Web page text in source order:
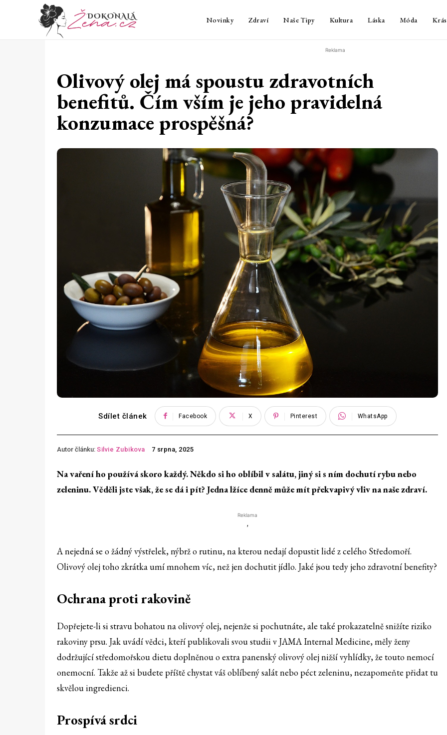
Novinky Zdraví Naše Tipy Kultura Láska Móda
Reklama
Olivový olej má spoustu zdravotních
benefitů. Čím vším je jeho pravidelná
konzumace prospěšná?
Sdílet článek Facebook X Pinterest WhatsApp
Autor článku: Silvie Zubikova 7 srpna, 2025
Na vaření ho používá skoro každý. Někdo si ho oblíbil v salátu, jiný si s ním dochutí rybu nebo
zeleninu. Věděli jste však, že se dá i pít? Jedna lžíce denně může mít překvapivý vliv na naše zdraví.
Reklama
'
A nejedná se o žádný výstřelek, nýbrž o rutinu, na kterou nedají dopustit lidé z celého Středomoří.
Olivový olej toho zkrátka umí mnohem víc, než jen dochutit jídlo. Jaké jsou tedy jeho zdravotní benefity?
Ochrana proti rakovině
Dopřejete-li si stravu bohatou na olivový olej, nejenže si pochutnáte, ale také prokazatelně snižíte riziko
rakoviny prsu. Jak uvádí vědci, kteří publikovali svou studii v JAMA Internal Medicine, měly ženy
dodržující středomořskou dietu doplněnou o extra panenský olivový olej nižší vyhlídky, že touto nemocí
onemocní. Takže až si budete příště chystat váš oblíbený salát nebo péct zeleninu, nezapomeňte přidat tu
skvělou ingredienci.
Prospívá srdci